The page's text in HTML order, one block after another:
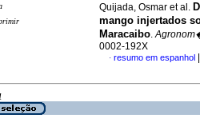
Quijada, Osmar et al.
mango injertados
Maracaibo.
0002-192X
· resumo em espanhol